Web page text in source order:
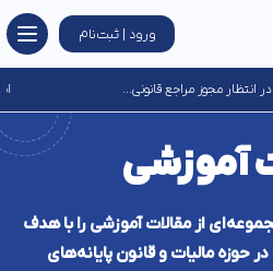
ورود | ثبت‌نام
مودیان خسارت‌دیده از جنگ‌های تحمیلی...
آموزشی
از مقالات آموزشی را با هدف
حوزه مالیات و قانون پایانه‌های